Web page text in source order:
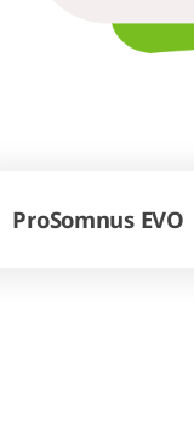
ProSomnus EVO